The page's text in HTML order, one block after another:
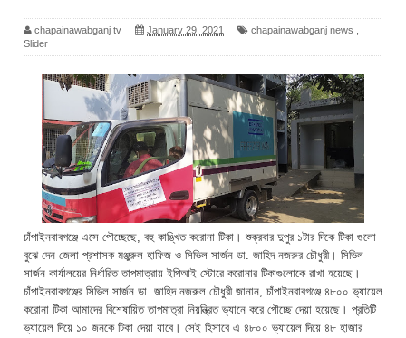
chapainawabganj tv January 29, 2021 chapainawabganj news
Slider
চাঁপাইনবাবগঞ্জে এসে পৌচ্ছেছে, বহু কাঙ্খিত করোনা টিকা। শুক্রবার দুপুর ১টার দিকে টিকা গুলো
বুঝে দেন জেলা প্রশাসক মঞ্জুরুল হাফিজ ও সিভিল সার্জন ডা. জাহিদ নজরুর চৌধুরী। সিভিল
সার্জন কার্যালয়ের নির্ধারিত তাপমাত্রায় ইপিআই স্টোরে করোনার টিকাগুলোকে রাখা হয়েছে।
চাঁপাইনবাবগঞ্জের সিভিল সার্জন ডা. জাহিদ নজরুল চৌধুরী জানান, চাঁপাইনবাবগঞ্জে ৪৮০০ ভ্যায়েল
করোনা টিকা আমাদের বিশেষায়িত তাপমাত্রা নিয়ন্ত্রিত ভ্যানে করে পৌচ্ছে দেয়া হয়েছে। প্রতিটি
ভ্যায়েল দিয়ে ১০ জনকে টিকা দেয়া যাবে। সেই হিসাবে এ ৪৮০০ ভ্যায়েল দিয়ে ৪৮ হাজার